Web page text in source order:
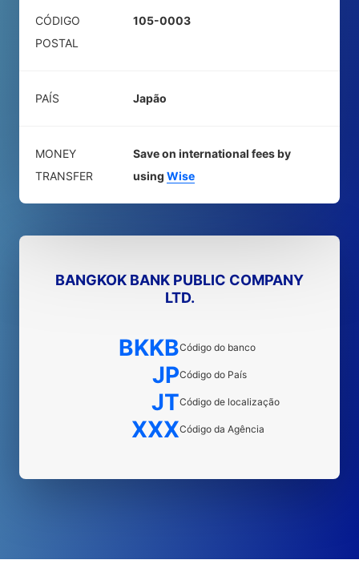
CÓDIGO
POSTAL
105-0003
PAÍS Japão
MONEY
TRANSFER
Save on international fees by
using Wise
BANGKOK BANK PUBLIC COMPANY
LTD.
BKKBCódigo do banco
JPCódigo do País
JTCódigo de localização
XXXCódigo da Agência